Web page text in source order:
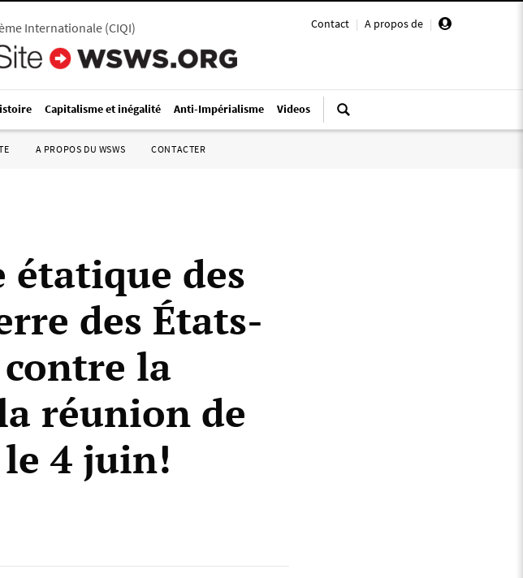
Contact | A propos de |
Internationale(CIQI)
Capitalisme et inégalité Anti-Impérialisme Videos
A PROPOS DU WSWS CONTACTER
étatique des
des États-
contre la
réunion de
le 4 juin!